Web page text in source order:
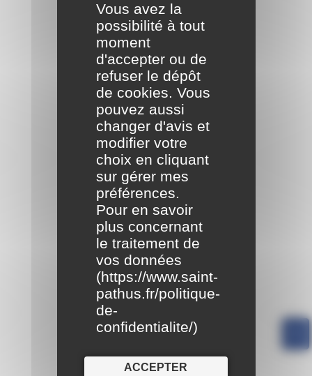
Vous avez la
possibilité à tout
moment
d'accepter ou de
refuser le dépôt
de cookies. Vous
pouvez aussi
changer d'avis et
modifier votre
choix en cliquant
sur gérer mes
préférences.
Pour en savoir
plus concernant
le traitement de
vos données
(https://www.saint-
pathus.fr/politique-
de-
confidentialite/)
ACCEPTER